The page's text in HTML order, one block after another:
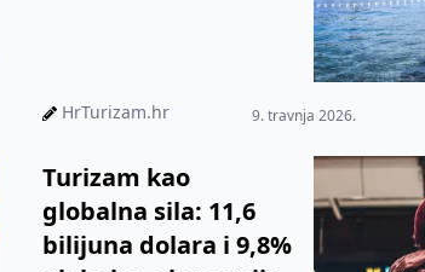
HrTurizam.hr 9. travnja 2026.
Turizam kao
globalna sila: 11,6
bilijuna dolara i 9,8%